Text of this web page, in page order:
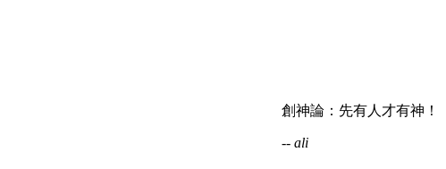
創神論：先有人才有神！
-- ali